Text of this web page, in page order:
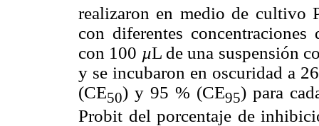
realizaron en medio de cultivo
con diferentes
con 100 µL de una suspensión
y se incubaron en oscuridad a
(CE50) y 95 % (CE95) para
Probit del porcentaje de